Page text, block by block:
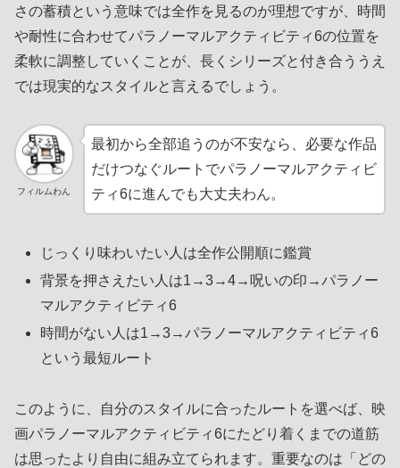
さの蓄積という意味では全作を見るのが理想ですが、時間
や耐性に合わせてパラノーマルアクティビティ6の位置を
柔軟に調整していくことが、長くシリーズと付き合ううえ
では現実的なスタイルと言えるでしょう。
フィルムわん
最初から全部追うのが不安なら、必要な作品
だけつなぐルートでパラノーマルアクティビ
ティ6に進んでも大丈夫わん。
じっくり味わいたい人は全作公開順に鑑賞
背景を押さえたい人は1→3→4→呪いの印→パラノー
マルアクティビティ6
時間がない人は1→3→パラノーマルアクティビティ6
という最短ルート
このように、自分のスタイルに合ったルートを選べば、映
画パラノーマルアクティビティ6にたどり着くまでの道筋
は思ったより自由に組み立てられます。重要なのは「どの